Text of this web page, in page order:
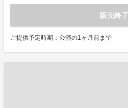
販売終了
ご提供予定時期：公演の1ヶ月前まで